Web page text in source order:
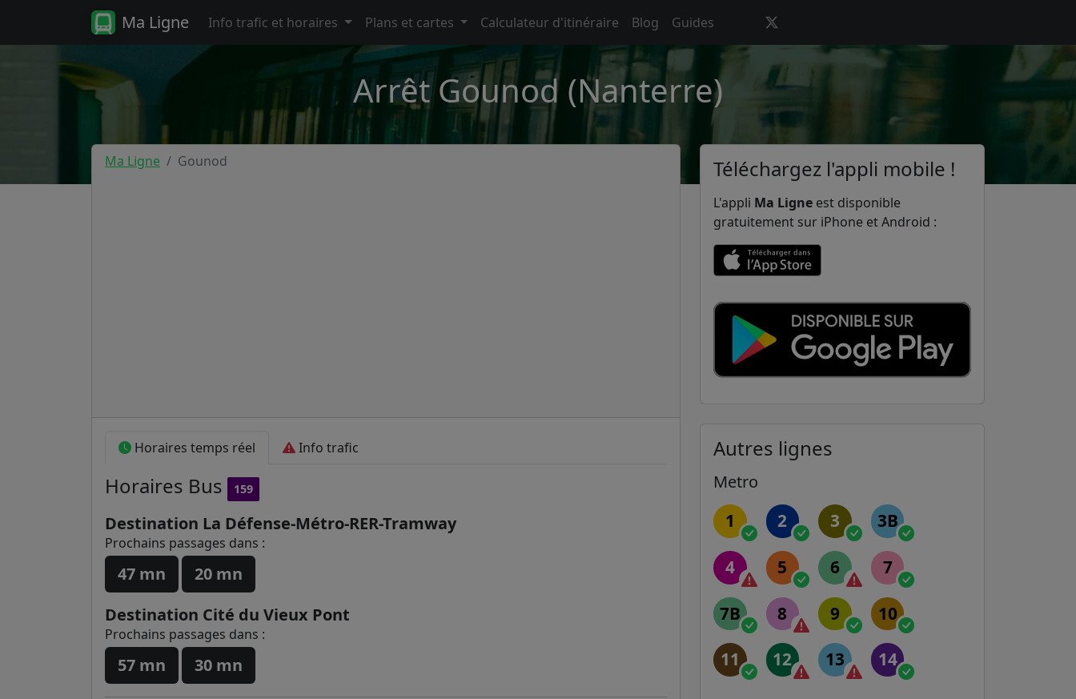
Ma Ligne Info trafic et horaires Plans et cartes Calculateur d'itinéraire Blog Guides
Arrêt Gounod (Nanterre)
Ma Ligne Gounod
Horaires temps réel Info trafic
Horaires Bus 159
Destination La Défense-Métro-RER-Tramway
Prochains passages dans :
47 mn
20 mn
Destination Cité du Vieux Pont
Prochains passages dans :
57 mn 30 mn
Téléchargez l'appli mobile !
L'appli Ma Ligne est disponible
gratuitement sur iPhone et Android :
Autres lignes
Metro
1 2 3 3B
4 5 6 7
7B 8 9 10
11 12 13 14